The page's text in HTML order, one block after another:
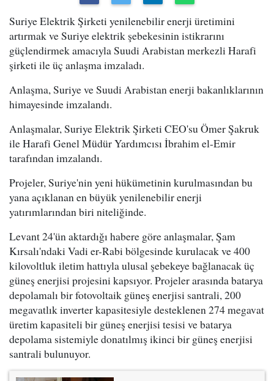
Suriye Elektrik Şirketi yenilenebilir enerji üretimini
artırmak ve Suriye elektrik şebekesinin istikrarını
güçlendirmek amacıyla Suudi Arabistan merkezli Harafi
şirketi ile üç anlaşma imzaladı.
Anlaşma, Suriye ve Suudi Arabistan enerji bakanlıklarının
himayesinde imzalandı.
Anlaşmalar, Suriye Elektrik Şirketi CEO'su Ömer Şakruk
ile Harafi Genel Müdür Yardımcısı İbrahim el-Emir
tarafından imzalandı.
Projeler, Suriye'nin yeni hükümetinin kurulmasından bu
yana açıklanan en büyük yenilenebilir enerji
yatırımlarından biri niteliğinde.
Levant 24'ün aktardığı habere göre anlaşmalar, Şam
Kırsalı'ndaki Vadi er-Rabi bölgesinde kurulacak ve 400
kilovoltluk iletim hattıyla ulusal şebekeye bağlanacak üç
güneş enerjisi projesini kapsıyor. Projeler arasında batarya
depolamalı bir fotovoltaik güneş enerjisi santrali, 200
megavatlık inverter kapasitesiyle desteklenen 274 megavat
üretim kapasiteli bir güneş enerjisi tesisi ve batarya
depolama sistemiyle donatılmış ikinci bir güneş enerjisi
santrali bulunuyor.